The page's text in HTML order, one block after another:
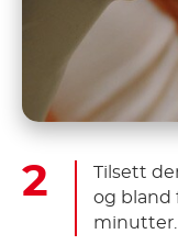
Tilsett
og bland
minutter.